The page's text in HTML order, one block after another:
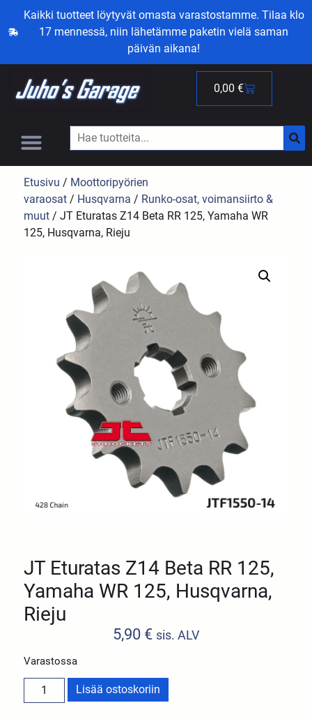
Kaikki tuotteet löytyvät omasta varastostamme. Tilaa klo
17 mennessä, niin lähetämme paketin vielä saman
päivän aikana!
0,00 €
Etusivu / Moottoripyörien
varaosat / Husqvarna / Runko-osat, voimansiirto &
muut / JT Eturatas Z14 Beta RR 125, Yamaha WR
125, Husqvarna, Rieju
JT Eturatas Z14 Beta RR 125,
Yamaha WR 125, Husqvarna,
Rieju
5,90 € sis. ALV
Varastossa
Lisää ostoskoriin